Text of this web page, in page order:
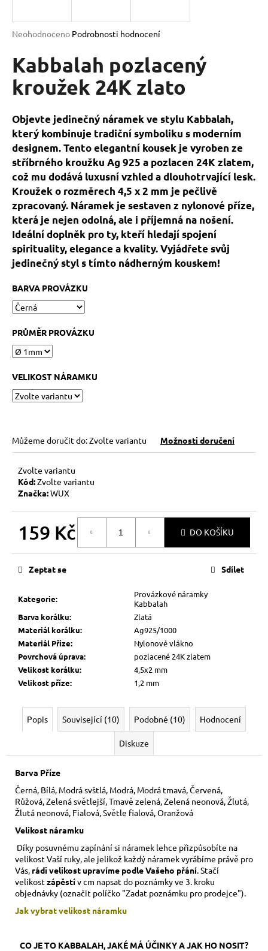
Průměrné
produktu
je
0,0
hvězdiček.
Neohodnoceno Podrobnosti hodnocení
Kabbalah pozlacený
kroužek 24K zlato
Objevte jedinečný náramek ve stylu Kabbalah,
který kombinuje tradiční symboliku s moderním
designem. Tento elegantní kousek je vyroben ze
stříbrného kroužku Ag 925 a pozlacen 24K zlatem,
což mu dodává luxusní vzhled a dlouhotrvající lesk.
Kroužek o rozměrech 4,5 x 2 mm je pečlivě
zpracovaný. Náramek je sestaven z nylonové příze,
která je nejen odolná, ale i příjemná na nošení.
Ideální doplněk pro ty, kteří hledají spojení
spirituality, elegance a kvality. Vyjádřete svůj
jedinečný styl s tímto nádherným kouskem!
BARVA PROVÁZKU
PRŮMĚR PROVÁZKU
VELIKOST NÁRAMKU
Můžeme doručit do:Zvolte variantu Možnosti doručení
Zvolte variantu
Kód:Zvolte variantu
Značka:WUX
159 Kč DO KOŠÍKU
Kategorie:
Provázkové náramky
Kabbalah
Barva korálku:
Zlatá
Materiál korálku:
Ag925/1000
Materiál Příze:
Nylonové vlákno
Povrchová úprava:
pozlacené 24K zlatem
Velikost korálku:
4,5x2 mm
Velikost příze: 1,2 mm
Zeptat se Sdílet
Popis Související (10) Podobné (10) Hodnocení
Diskuze
Barva Příze
Černá, Bílá, Modrá svštlá, Modrá, Modrá tmavá, Červená,
Růžová, Zelená světlejší, Tmavě zelená, Zelená neonová, Žlutá,
Žlutá neonová, Fialová, Světle fialová, Oranžová
Velikost náramku
Díky posuvnému zapínání si náramek lehce přizpůsobíte na
velikost Vaší ruky, ale jelikož každý náramek vyrábíme právě pro
Vás, rádi velikost upravíme podle Vašeho přání . Stačí
velikostzápěstív cm napsat do poznámky ve 3. kroku
objednávky (označit políčko "Zadat poznámku pro prodejce").
Jak vybrat velikost náramku
CO JE TO KABBALAH, JAKÉ MÁ ÚČINKY A JAK HO NOSIT?
j
t
?
HLEDAT
D
o
p
o
r
u
č
u
j
e
e
KABBALAH
ČERVENÝ
NÁRAMEK
89